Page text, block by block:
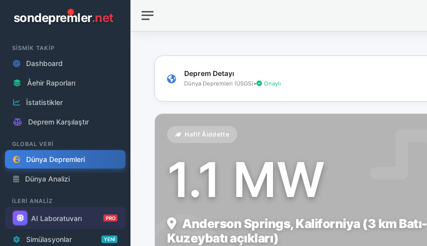
sondepremler.net
SİSMİK TAKİP
Dashboard
Åehir Raporları
İstatistikler
Deprem Karşılaştır
GLOBAL VERİ
Dünya Depremleri
Dünya Analizi
İLERİ ANALİZ
AI Laboratuvarı PRO
Simülasyonlar YENİ
Deprem Detayı
Dünya Depremleri (USGS)• Onaylı
Hafif Åiddette
1.1 MW
Anderson Springs, Kaliforniya (3 km Batı-
Kuzeybatı açıkları)
bağlantınız